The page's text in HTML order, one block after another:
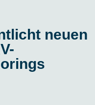
neuen